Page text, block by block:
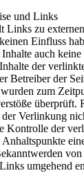
und Links
Links zu
Einfluss
auch
der
Betreiber der
zum
überprüft.
Verlinkung
Kontrolle der
von
umgehend